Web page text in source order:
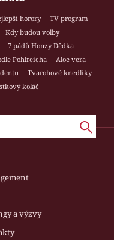
horory
TV program
Kdy budou volby
7 pádů Honzy Dědka
Pohlreicha
Aloe vera
Tvarohové knedlíky
koláč
a výzvy